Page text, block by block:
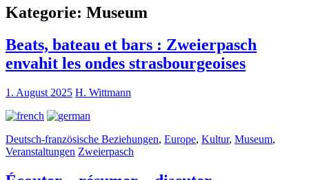
Kategorie: Museum
Beats, bateau et bars : Zweierpasch
envahit les ondes strasbourgeoises
1. August 2025 H. Wittmann
Deutsch-französische Beziehungen, Europe, Kultur, Museum,
Veranstaltungen Zweierpasch